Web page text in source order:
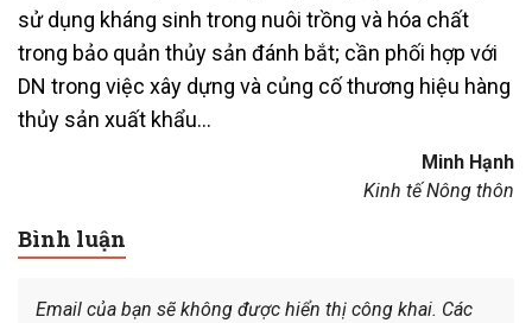
sử dụng kháng sinh trong nuôi trồng và hóa chất
trong bảo quản thủy sản đánh bắt; cần phối hợp với
DN trong việc xây dựng và củng cố thương hiệu hàng
thủy sản xuất khẩu…
Minh Hạnh
Kinh tế Nông thôn
Bình luận
Email của bạn sẽ không được hiển thị công khai. Các